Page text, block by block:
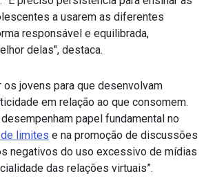
a usarem as diferentes
responsável e equilibrada,
delas", destaca.
os jovens para que desenvolvam
em relação ao que consomem.
papel fundamental no
limites e na promoção de discussões
negativos do uso excessivo de mídias
das relações virtuais”.